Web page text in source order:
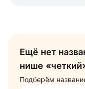
Ещё нет
нише
Подберём